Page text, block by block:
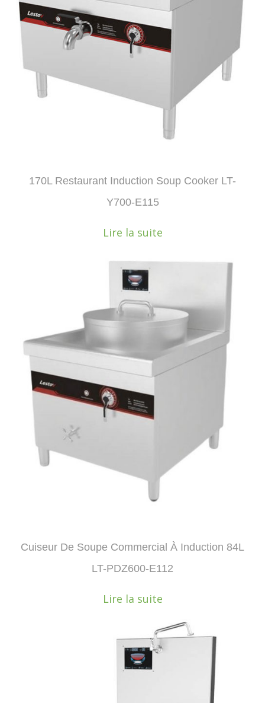
170L Restaurant Induction Soup Cooker LT-
Y700-E115
Lire la suite
Cuiseur De Soupe Commercial À Induction 84L
LT-PDZ600-E112
Lire la suite